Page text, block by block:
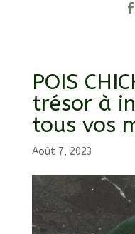
POIS
trésor à
tous vos
Août 7, 2023